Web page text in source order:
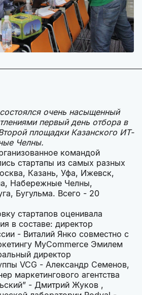
очень насыщенный
первый день отбора в
площадки Казанского ИТ-
Челны.
командой
стартапы из самых разных
Казань, Уфа, Ижевск,
Набережные Челны,
Бугульма. Всего - 20
стартапов оценивала
в составе: директор
- Виталий Янко совместно с
MyCommerce Эмилем
директор
VCG - Александр Семенов,
маркетингового агентства
- Дмитрий Жуков ,